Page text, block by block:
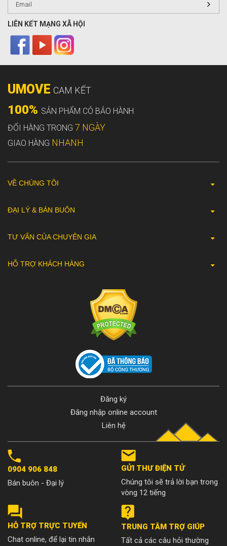
LIÊN KẾT MẠNG XÃ HỘI
UMOVE CAM KẾT
100% SẢN PHẨM CÓ BẢO HÀNH
ĐỔI HÀNG TRONG 7 NGÀY
GIAO HÀNG NHANH
VỀ CHÚNG TÔI
ĐẠI LÝ & BÁN BUÔN
TƯ VẤN CỦA CHUYÊN GIA
HỖ TRỢ KHÁCH HÀNG
Đăng ký
Đăng nhập online account
Liên hệ
0904 906 848
Bán buôn - Đại lý
GỬI THƯ ĐIỆN TỬ
Chúng tôi sẽ trả lời bạn trong
vòng 12 tiếng
HỖ TRỢ TRỰC TUYẾN
Chat online, để lại tin nhắn
TRUNG TÂM TRỢ GIÚP
Tất cả các câu hỏi thường